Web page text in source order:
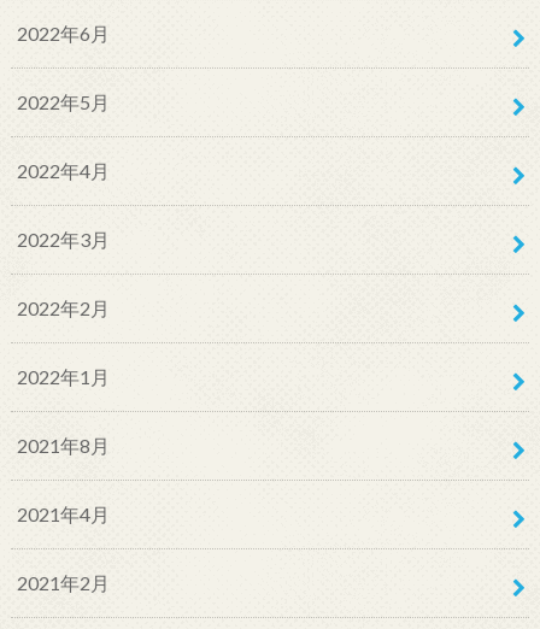
2022年6月
2022年5月
2022年4月
2022年3月
2022年2月
2022年1月
2021年8月
2021年4月
2021年2月